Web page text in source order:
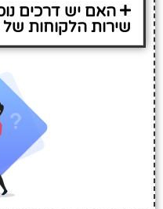
האם יש דרכים
שירות הלקוחות